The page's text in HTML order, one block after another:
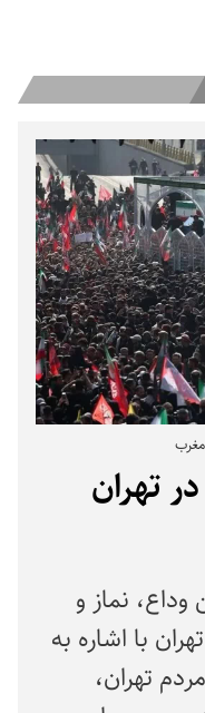
تهران
وداع، نماز و
با اشاره به
تهران،